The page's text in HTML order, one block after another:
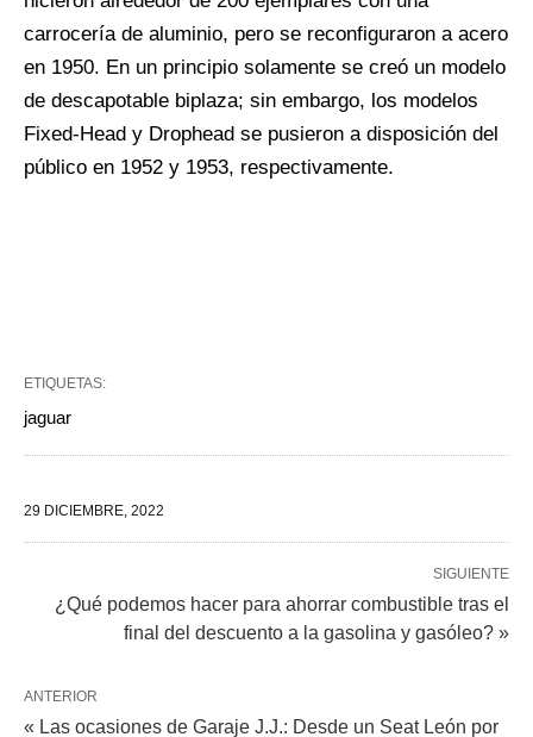
carrocería de aluminio, pero se reconfiguraron a acero
en 1950. En un principio solamente se creó un modelo
de descapotable biplaza; sin embargo, los modelos
Fixed-Head y Drophead se pusieron a disposición del
público en 1952 y 1953, respectivamente.
ETIQUETAS:
jaguar
29 DICIEMBRE, 2022
SIGUIENTE
¿Qué podemos hacer para ahorrar combustible tras el
final del descuento a la gasolina y gasóleo? »
ANTERIOR
« Las ocasiones de Garaje J.J.: Desde un Seat León por